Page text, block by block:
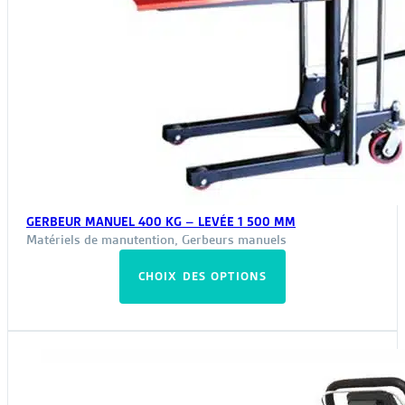
GERBEUR MANUEL 400 KG – LEVÉE 1 500 MM
Matériels de manutention, Gerbeurs manuels
CHOIX DES OPTIONS
a
plusieurs